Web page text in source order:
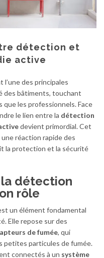
détection et
active
l’une des principales
des bâtiments, touchant
que les professionnels. Face
le lien entre la détection
devient primordial. Cet
réaction rapide des
la protection et la sécurité
détection
rôle
un élément fondamental
Elle repose sur des
de fumée, qui
petites particules de fumée.
connectés à un système